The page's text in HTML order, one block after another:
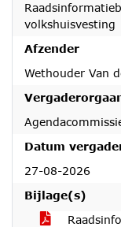
volkshuisvesting
Afzender
Wethouder Van
Datum
27-08-2026
Bijlage(s)